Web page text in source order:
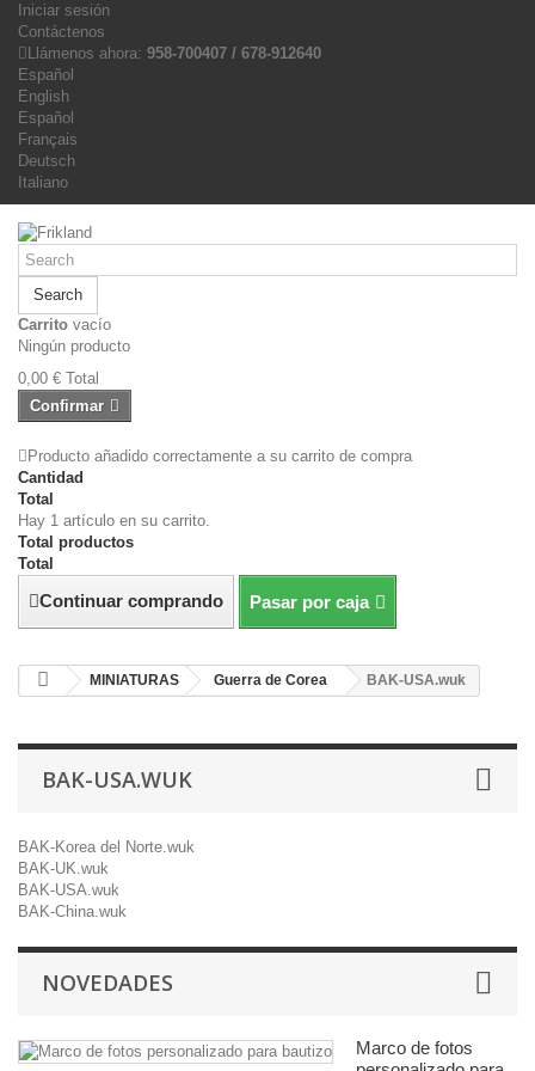
Iniciar sesión
Contáctenos
Llámenos ahora: 958-700407 / 678-912640
Español
English
Español
Français
Deutsch
Italiano
Search
Carrito vacío
Ningún producto
0,00 € Total
Confirmar
Producto añadido correctamente a su carrito de compra
Cantidad
Total
Hay 1 artículo en su carrito.
Total productos
Total
Continuar comprando Pasar por caja
MINIATURAS Guerra de Corea BAK-USA.wuk
BAK-USA.WUK
BAK-Korea del Norte.wuk
BAK-UK.wuk
BAK-USA.wuk
BAK-China.wuk
NOVEDADES
Marco de fotos